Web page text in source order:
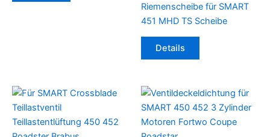
Riemenscheibe für SMART
451 MHD TS Scheibe
Details